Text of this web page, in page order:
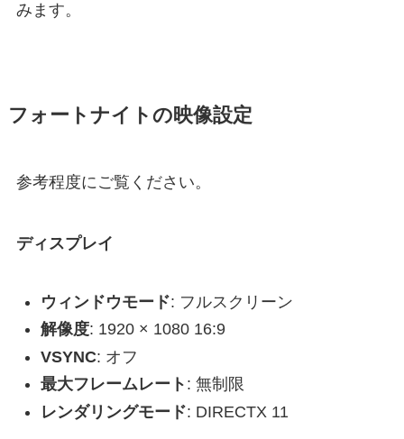
みます。
フォートナイトの映像設定
参考程度にご覧ください。
ディスプレイ
ウィンドウモード: フルスクリーン
解像度: 1920 × 1080 16:9
VSYNC: オフ
最大フレームレート : 無制限
レンダリングモード: DIRECTX 11